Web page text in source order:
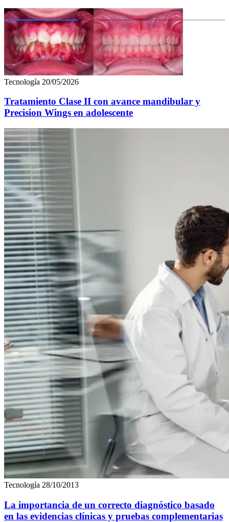
Tecnología 20/05/2026
Tratamiento Clase II con avance mandibular y
Precision Wings en adolescente
Tecnología 28/10/2013
La importancia de un correcto diagnóstico basado
en las evidencias clínicas y pruebas complementarias